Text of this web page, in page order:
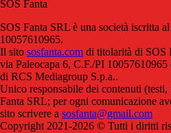
SOS Fanta
SOS Fanta SRL è una società iscritta
10057610965.
Il sito sosfanta.com di titolarità di SOS
via Paleocapa 6, C.F./PI
di RCS Mediagroup S.p.a..
Unico responsabile dei contenuti
Fanta SRL; per ogni comunicazione
sito scrivere a sosfanta@gmail.com
Copyright 2021-2026 © Tutti i diritti